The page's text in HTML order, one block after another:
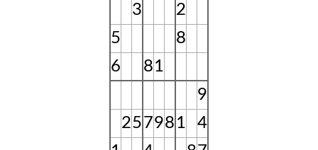
3
2
5
8
6
81
9
25798 1
4